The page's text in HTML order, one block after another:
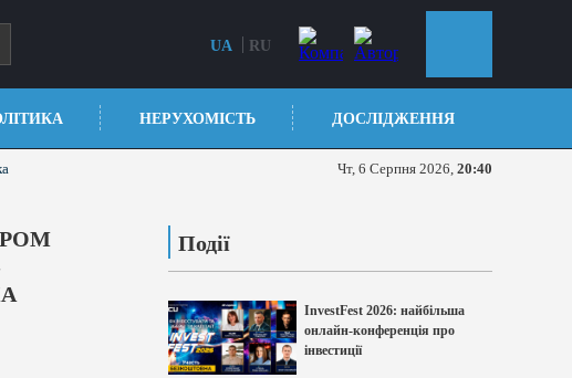
UA RU
НЕРУХОМІСТЬ ДОСЛІДЖЕННЯ
Чт, 6 Серпня 2026, 20:40
Події
InvestFest 2026: найбільша
онлайн-конференція про
інвестиції